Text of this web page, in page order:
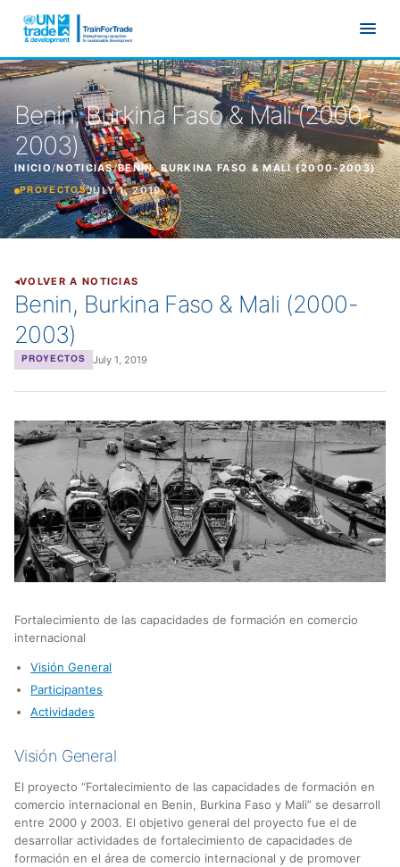
Benin, Burkina Faso & Mali (2000-
2003)
INICIO/NOTICIAS/BENIN, BURKINA FASO & MALI (2000-2003)
PROYECTOSJULY 1, 2019
VOLVER A NOTICIAS
Benin, Burkina Faso & Mali (2000-
2003)
PROYECTOS July 1, 2019
Fortalecimiento de las capacidades de formación en comercio
internacional
Visión General
Participantes
Actividades
Visión General
El proyecto “Fortalecimiento de las capacidades de formación en
comercio internacional en Benin, Burkina Faso y Mali” se desarroll
entre 2000 y 2003. El objetivo general del proyecto fue el de
desarrollar actividades de fortalecimiento de capacidades de
formación en el área de comercio internacional y de promover